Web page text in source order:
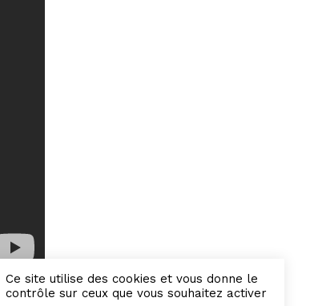
Ce site utilise des cookies et vous donne le
contrôle sur ceux que vous souhaitez activer